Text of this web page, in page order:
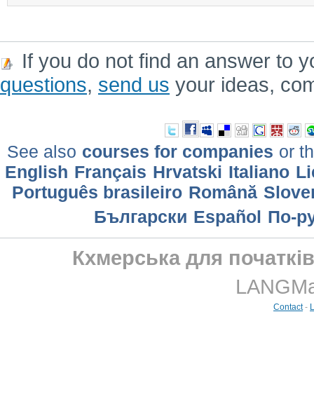
If you do not find an answer to
questions, send us your ideas,
See also courses for companies or
English Français Hrvatski Italiano
Português brasileiro Română
Български Еspañol По-
Кхмерська для
Contact-